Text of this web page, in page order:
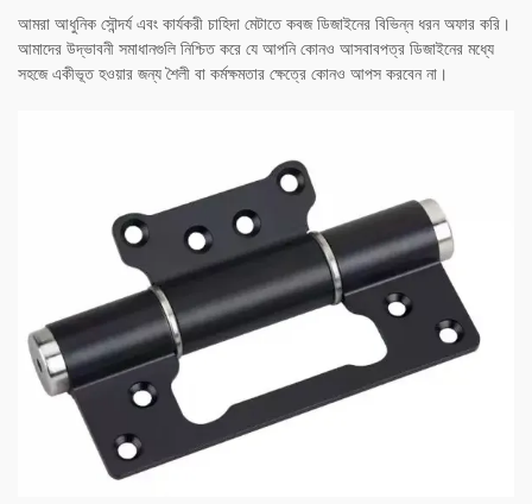
আমরা আধুনিক সৌন্দর্য এবং কার্যকরী চাহিদা মেটাতে কবজ ডিজাইনের বিভিন্ন ধরন অফার করি।
আমাদের উদ্ভাবনী সমাধানগুলি নিশ্চিত করে যে আপনি কোনও আসবাবপত্র ডিজাইনের মধ্যে
সহজে একীভূত হওয়ার জন্য শৈলী বা কর্মক্ষমতার ক্ষেত্রে কোনও আপস করবেন না।